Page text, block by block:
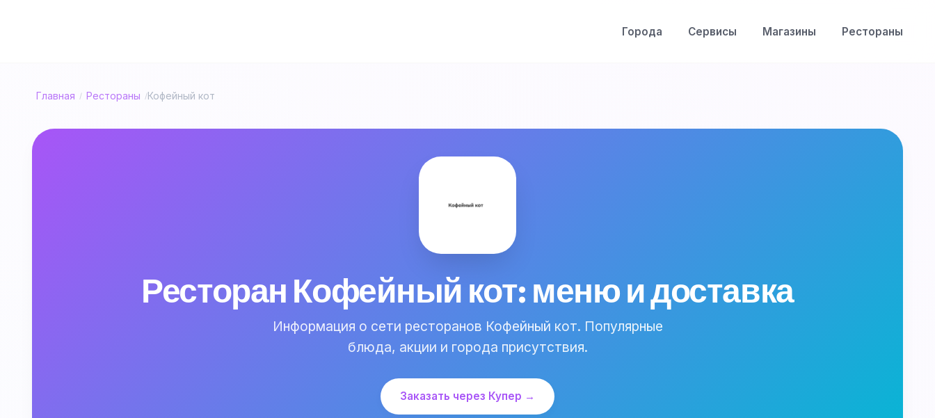
Города Сервисы Магазины Рестораны
Главная / Рестораны /Кофейный кот
Ресторан Кофейный кот: меню и доставка
Информация о сети ресторанов Кофейный кот. Популярные
блюда, акции и города присутствия.
Заказать через Купер →